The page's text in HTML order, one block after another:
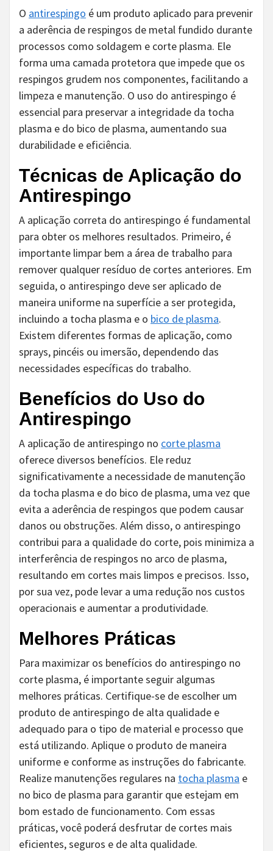
O antirespingo é um produto aplicado para prevenir
a aderência de respingos de metal fundido durante
processos como soldagem e corte plasma. Ele
forma uma camada protetora que impede que os
respingos grudem nos componentes, facilitando a
limpeza e manutenção. O uso do antirespingo é
essencial para preservar a integridade da tocha
plasma e do bico de plasma, aumentando sua
durabilidade e eficiência.
Técnicas de Aplicação do
Antirespingo
A aplicação correta do antirespingo é fundamental
para obter os melhores resultados. Primeiro, é
importante limpar bem a área de trabalho para
remover qualquer resíduo de cortes anteriores. Em
seguida, o antirespingo deve ser aplicado de
maneira uniforme na superfície a ser protegida,
incluindo a tocha plasma e o bico de plasma.
Existem diferentes formas de aplicação, como
sprays, pincéis ou imersão, dependendo das
necessidades específicas do trabalho.
Benefícios do Uso do
Antirespingo
A aplicação de antirespingo no corte plasma
oferece diversos benefícios. Ele reduz
significativamente a necessidade de manutenção
da tocha plasma e do bico de plasma, uma vez que
evita a aderência de respingos que podem causar
danos ou obstruções. Além disso, o antirespingo
contribui para a qualidade do corte, pois minimiza a
interferência de respingos no arco de plasma,
resultando em cortes mais limpos e precisos. Isso,
por sua vez, pode levar a uma redução nos custos
operacionais e aumentar a produtividade.
Melhores Práticas
Para maximizar os benefícios do antirespingo no
corte plasma, é importante seguir algumas
melhores práticas. Certifique-se de escolher um
produto de antirespingo de alta qualidade e
adequado para o tipo de material e processo que
está utilizando. Aplique o produto de maneira
uniforme e conforme as instruções do fabricante.
Realize manutenções regulares na tocha plasma e
no bico de plasma para garantir que estejam em
bom estado de funcionamento. Com essas
práticas, você poderá desfrutar de cortes mais
eficientes, seguros e de alta qualidade.